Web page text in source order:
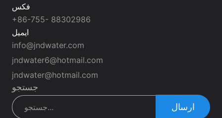
فکس
+86-755- 88302986
ایمیل
info@jndwater.com
jndwater6@hotmail.com
jndwater@hotmail.com
جستجو
ارسال